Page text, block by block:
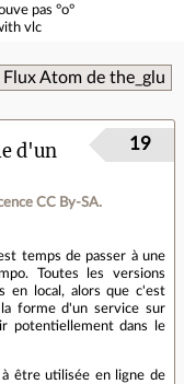
pas °o°
vlc
Flux Atom de the_glu
d'un
CC By‑SA.
19
temps de passer à une
Toutes les versions
en local, alors que c'est
forme d'un service sur
potentiellement dans le
être utilisée en ligne de